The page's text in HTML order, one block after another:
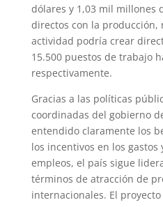
dólares y 1,03 mil millones
directos con la producción,
actividad podría crear
15.500 puestos de trabajo
respectivamente.
Gracias a las políticas
coordinadas del gobierno
entendido claramente los
los incentivos en los gastos
empleos, el país sigue
términos de atracción de
internacionales. El